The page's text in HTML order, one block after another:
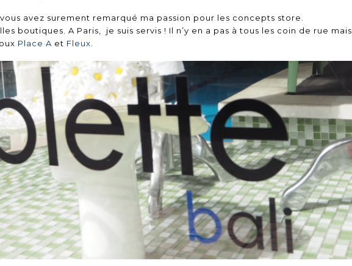
avez surement remarqué ma passion pour les concepts store.
boutiques. A Paris, je suis servis ! Il n’y en a pas à tous les coin de rue mais
Place A et Fleux